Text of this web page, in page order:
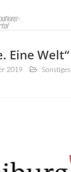
Eine Welt“
2019
Sonstiges